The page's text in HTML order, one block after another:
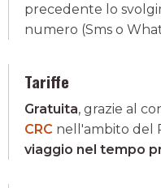
precedente lo
numero (Sms o
Tariffe
Gratuita, grazie al
CRC nell'ambito del
viaggio nel tempo